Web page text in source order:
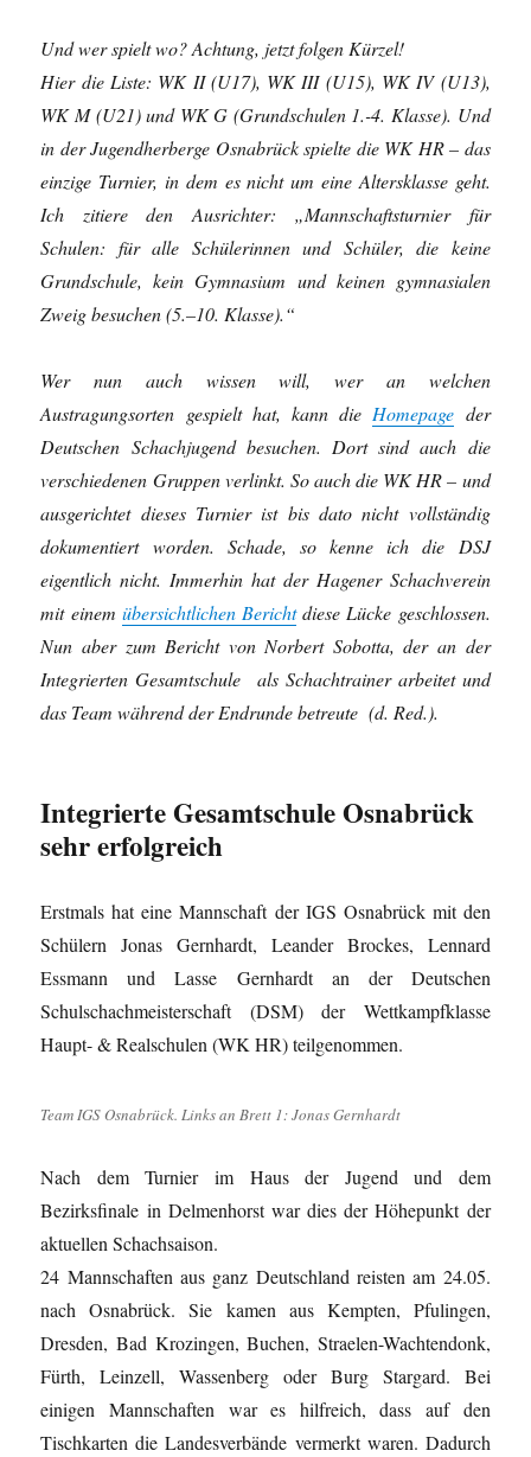
Und wer spielt wo? Achtung, jetzt folgen Kürzel!
Hier die Liste: WK II (U17), WK III (U15), WK IV (U13),
WK M (U21) und WK G (Grundschulen 1.-4. Klasse). Und
in der Jugendherberge Osnabrück spielte die WK HR – das
einzige Turnier, in dem es nicht um eine Altersklasse geht.
Ich zitiere den Ausrichter: „Mannschaftsturnier für
Schulen: für alle Schülerinnen und Schüler, die keine
Grundschule, kein Gymnasium und keinen gymnasialen
Zweig besuchen (5.–10. Klasse).“
Wer nun auch wissen will, wer an welchen
Austragungsorten gespielt hat, kann dieHomepage der
Deutschen Schachjugend besuchen. Dort sind auch die
verschiedenen Gruppen verlinkt. So auch die WK HR – und
ausgerichtet dieses Turnier ist bis dato nicht vollständig
dokumentiert worden. Schade, so kenne ich die DSJ
eigentlich nicht. Immerhin hat der Hagener Schachverein
mit einem übersichtlichen Berichtdiese Lücke geschlossen.
Nun aber zum Bericht von Norbert Sobotta, der an der
Integrierten Gesamtschule als Schachtrainer arbeitet und
das Team während der Endrunde betreute (d. Red.).
Integrierte Gesamtschule Osnabrück
sehr erfolgreich
Erstmals hat eine Mannschaft der IGS Osnabrück mit den
Schülern Jonas Gernhardt, Leander Brockes, Lennard
Essmann und Lasse Gernhardt an der Deutschen
Schulschachmeisterschaft (DSM) der Wettkampfklasse
Haupt- & Realschulen (WK HR) teilgenommen.
Team IGS Osnabrück. Links an Brett 1: Jonas Gernhardt
Nach dem Turnier im Haus der Jugend und dem
Bezirksfinale in Delmenhorst war dies der Höhepunkt der
aktuellen Schachsaison.
24 Mannschaften aus ganz Deutschland reisten am 24.05.
nach Osnabrück. Sie kamen aus Kempten, Pfulingen,
Dresden, Bad Krozingen, Buchen, Straelen-Wachtendonk,
Fürth, Leinzell, Wassenberg oder Burg Stargard. Bei
einigen Mannschaften war es hilfreich, dass auf den
Tischkarten die Landesverbände vermerkt waren. Dadurch